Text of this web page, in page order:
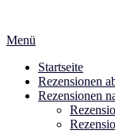
springen
Menü
Startseite
Rezensionen
Rezensionen